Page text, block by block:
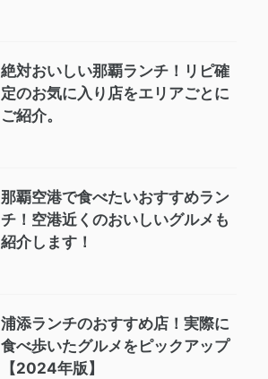
絶対おいしい那覇ランチ！リピ確
定のお気に入り店をエリアごとに
ご紹介。
那覇空港で食べたいおすすめラン
チ！空港近くのおいしいグルメも
紹介します！
浦添ランチのおすすめ店！実際に
食べ歩いたグルメをピックアップ
【2024年版】